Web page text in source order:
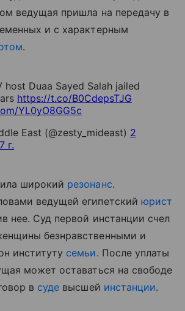
ведущая пришла на передачу в
и с характерным
.
host Duaa Sayed Salah jailed
https://t.co/B0CdepsTJG
YL0yO8GG5c
East (@zesty_mideast) 2
г.
широкий резонанс.
ведущей египетский юрист
нее. Суд первой инстанции счел
безнравственными и
институту семьи. После уплаты
может оставаться на свободе
в суде высшей инстанции.